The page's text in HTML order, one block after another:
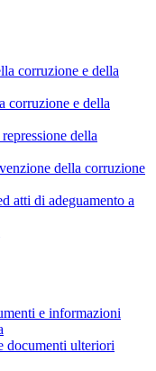
corruzione e della
corruzione e della
della
della corruzione
atti di adeguamento a
e informazioni
documenti ulteriori